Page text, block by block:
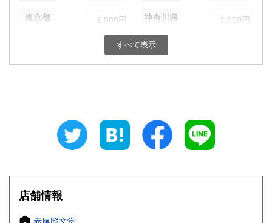
東京都 1,000円 神奈川県 1,000円
1,000円 富山県
1,000円 静岡県
1,000円 三重県
滋賀県 1,000円 京都府 1,000円
大阪府
すべて表示
店舗情報